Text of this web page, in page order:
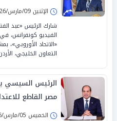
الإثنين 09/مارس/2026 - 03:30 م
شارك الرئيس «عبد
الفيديو كونفرانس، في
«الاتحاد
التعاون الخليجي،
الرئيس السيسي
مصر القاطع
الخميس 05/مارس/2026 - 04:57 م